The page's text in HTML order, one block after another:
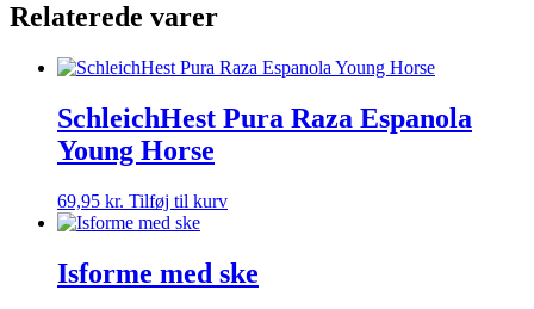
Relaterede varer
SchleichHest Pura Raza Espanola
Young Horse
69,95 kr. Tilføj til kurv
Isforme med ske